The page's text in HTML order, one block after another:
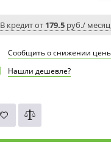
В кредит от 179.5руб./ месяц
Сообщить о снижении
Нашли дешевле?